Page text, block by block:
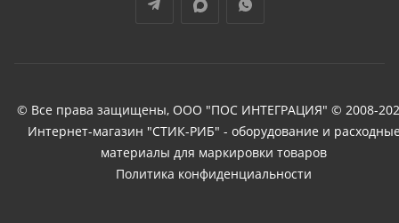
© Все права защищены, ООО "ПОС ИНТЕГРАЦИЯ" © 2008-
Интернет-магазин "СТИК-РИБ" - оборудование и
материалы для маркировки товаров
Политика конфиденциальности